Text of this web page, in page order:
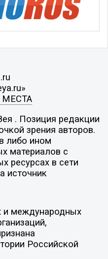
МЕСТА
. Позиция редакции
зрения авторов.
либо ином
материалов с
ресурсах в сети
источник
и международных
Российской